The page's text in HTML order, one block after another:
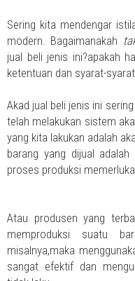
Sering kita mendengar
modern. Bagaimanakah
jual beli jenis ini?apakah
ketentuan dan syarat-
Akad jual beli jenis ini
telah melakukan sistem
yang kita lakukan adalah
barang yang dijual
proses produksi
Atau produsen yang
memproduksi suatu
misalnya,maka
sangat efektif dan